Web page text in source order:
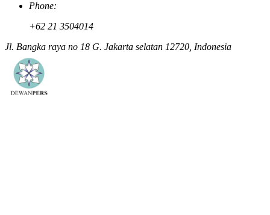
Phone:
+62 21 3504014
Jl. Bangka raya no 18 G. Jakarta selatan 12720, Indonesia